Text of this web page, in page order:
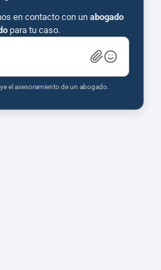
en contacto con un abogado
para tu caso.
el asesoramiento de un abogado.